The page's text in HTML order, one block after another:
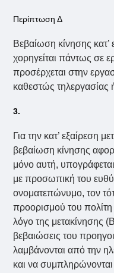
Περίπτωση Δ
Βεβαίωση κίνησης
χορηγείται πάντως σε
προσέρχεται στην
καθεστώς
3.
Για την κατ’ εξαίρεση
βεβαίωση κίνησης
μόνο αυτή,
με προσωπική του
ονοματεπώνυμο, τον
προορισμού του
λόγο της μετακίνησης
βεβαιώσεις του
λαμβάνονται από την
και να